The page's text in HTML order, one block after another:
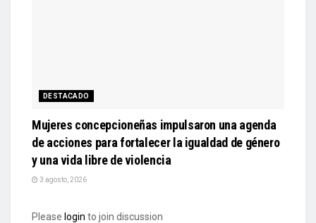
DESTACADO
Mujeres concepcioneñas impulsaron una agenda
de acciones para fortalecer la igualdad de género
y una vida libre de violencia
3 agosto, 2026
Please login to join discussion